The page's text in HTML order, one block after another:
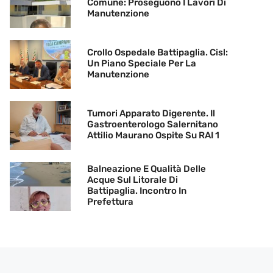
Comune: Proseguono I Lavori Di
Manutenzione
Crollo Ospedale Battipaglia. Cisl:
Un Piano Speciale Per La
Manutenzione
Tumori Apparato Digerente. Il
Gastroenterologo Salernitano
Attilio Maurano Ospite Su RAI 1
Balneazione E Qualità Delle
Acque Sul Litorale Di
Battipaglia. Incontro In
Prefettura